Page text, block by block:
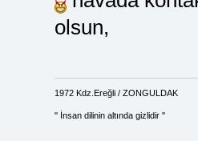
olsun,
1972 Kdz.Ereğli / ZONGULDAK
'' İnsan dilinin altında gizlidir ''